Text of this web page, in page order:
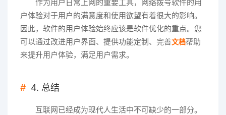
作为用户日常上网的重要工具，网络拨号软件的用
户体验对于用户的满意度和使用欲望有着很大的影响。
因此，软件的用户体验始终应该是软件优化的重点。您
可以通过改进用户界面、提供功能定制、完善文档帮助
来提升用户体验，满足用户需求。
4. 总结
互联网已经成为现代人生活中不可缺少的一部分。